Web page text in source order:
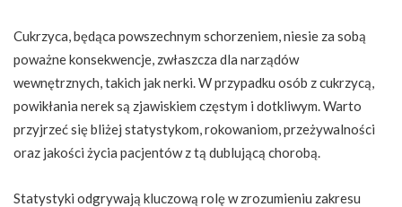
Cukrzyca, będąca powszechnym schorzeniem, niesie za sobą
poważne konsekwencje, zwłaszcza dla narządów
wewnętrznych, takich jak nerki. W przypadku osób z cukrzycą,
powikłania nerek są zjawiskiem częstym i dotkliwym. Warto
przyjrzeć się bliżej statystykom, rokowaniom, przeżywalności
oraz jakości życia pacjentów z tą dublującą chorobą.
Statystyki odgrywają kluczową rolę w zrozumieniu zakresu